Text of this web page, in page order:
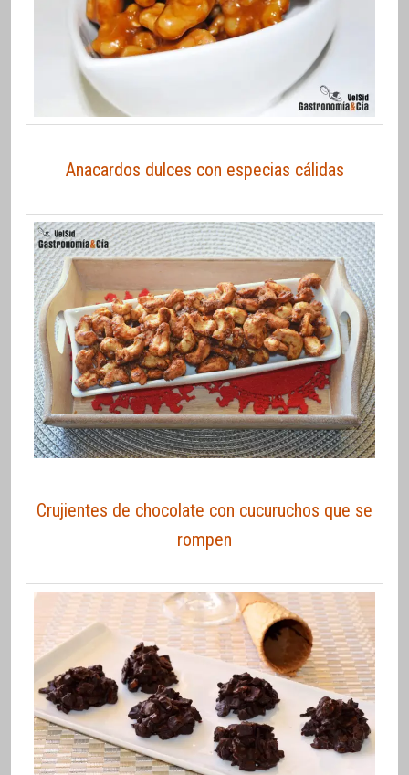
Anacardos dulces con especias cálidas
Crujientes de chocolate con cucuruchos que se
rompen